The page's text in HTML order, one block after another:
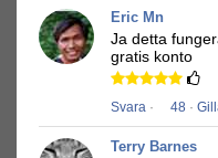
Eric Mn
Ja detta
gratis konto
Svara · 48 ·
Terry Barnes